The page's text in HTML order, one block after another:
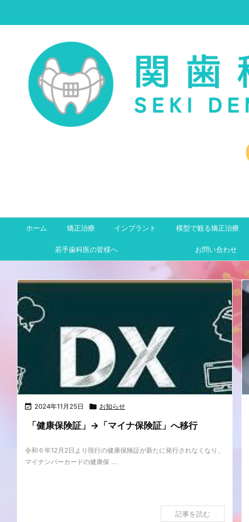
ホーム 矯正治療 インプラント 模型で観る矯正治療
若手歯科医の皆様へ お問い合わせ
 2024年11月25日  お知らせ
「健康保険証」→「マイナ保険証」へ移行
令和６年12月2日より現行の健康保険証が新たに発行されなくなり、
マイナンバーカードの健康保 ...
記事を読む